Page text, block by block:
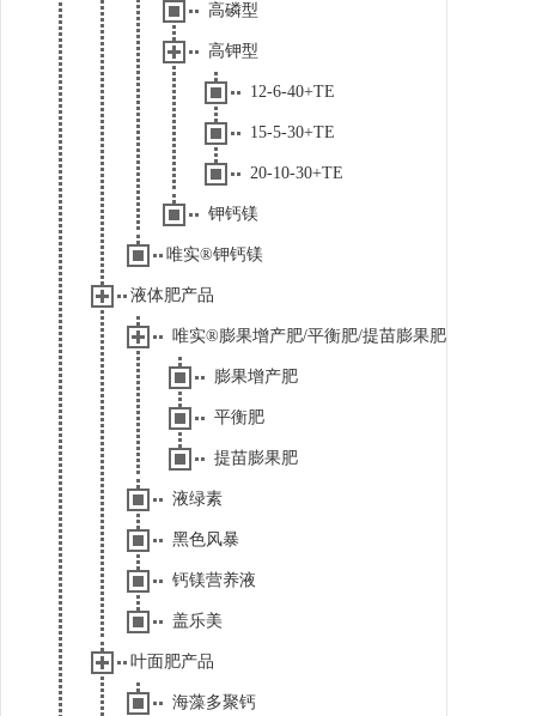
高磷型
高钾型
12-6-40+TE
15-5-30+TE
20-10-30+TE
钾钙镁
唯实®钾钙镁
液体肥产品
唯实®膨果增产肥/平衡肥/提苗膨果肥
膨果增产肥
平衡肥
提苗膨果肥
液绿素
黑色风暴
钙镁营养液
盖乐美
叶面肥产品
海藻多聚钙